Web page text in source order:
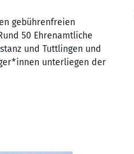
gebührenfreien
50 Ehrenamtliche
und Tuttlingen und
unterliegen der